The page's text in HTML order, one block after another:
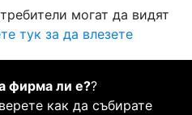
могат да видят
тук за да влезете
фирма ли е??
как да събирате